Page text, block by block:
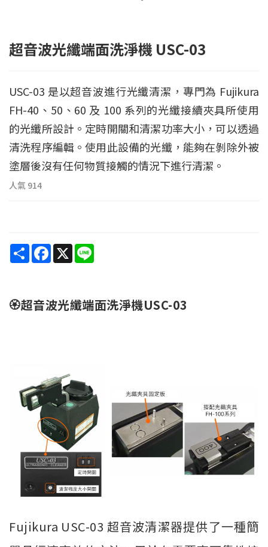
超音波光纖端面洗淨機 USC-03
USC-03 是以超音波進行光纖清潔，專門為 Fujikura
FH-40、50、60 及 100 系列的光纖接續夾具所使用
的光纖所設計。定時開關和清潔功率大小，可以透過
清洗程序編輯。使用此設備的光纖，能夠在剝除外被
塗層後沒有任何物質接觸的情況下進行清潔。
人氣 914
Share Facebook
X
🏵️超音波光纖端面洗淨機USC-03
Fujikura USC-03 超音波清潔器提供了一種簡